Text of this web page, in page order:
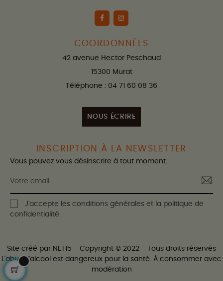
COORDONNÉES
42 avenue Hector Peschaud
15300 Murat
Téléphone : 04 71 60 08 36
NOUS ÉCRIRE
INSCRIPTION À LA NEWSLETTER
Vous pouvez vous désinscrire à tout moment.
J'accepte les conditions générales et la politique de
confidentialité.
Site créé par NET15 - Copyright © 2022 - Tous droits réservés
L'abus d'alcool est dangereux pour la santé. Á consommer avec
modération